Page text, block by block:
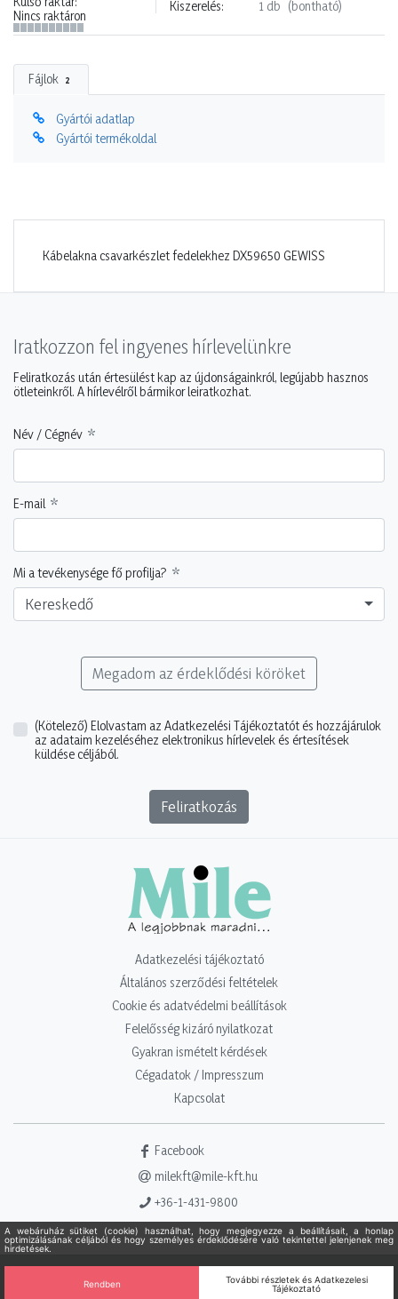
Nincs raktáron
Kiszerelés:
1 db (bontható)
Fájlok 2
Gyártói adatlap
Gyártói termékoldal
Kábelakna csavarkészlet fedelekhez DX59650 GEWISS
Iratkozzon fel ingyenes hírlevelünkre
Feliratkozás után értesülést kap az újdonságainkról, legújabb hasznos
ötleteinkről. A hírlevélről bármikor leiratkozhat.
Név / Cégnév
E-mail
Mi a tevékenysége fő profilja?
Kereskedő
Megadom az érdeklődési köröket
(Kötelező) Elolvastam az Adatkezelési Tájékoztatót és hozzájárulok
az adataim kezeléséhez elektronikus hírlevelek és értesítések
küldése céljából.
Feliratkozás
Adatkezelési tájékoztató
Általános szerződési feltételek
Cookie és adatvédelmi beállítások
Felelősség kizáró nyilatkozat
Gyakran ismételt kérdések
Cégadatok / Impresszum
Kapcsolat
Facebook
milekft@mile-kft.hu
+36-1-431-9800
Copyright 2021 - 2026. Mile Kft. Minden jog fenntartva!Powered